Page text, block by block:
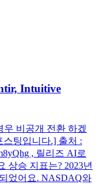
Intuitive
비공개 전환 하겠
팅입니다.] 출처 :
, 릴리즈 AI로
상승 지표는? 2023년
었어요. NASDAQ와